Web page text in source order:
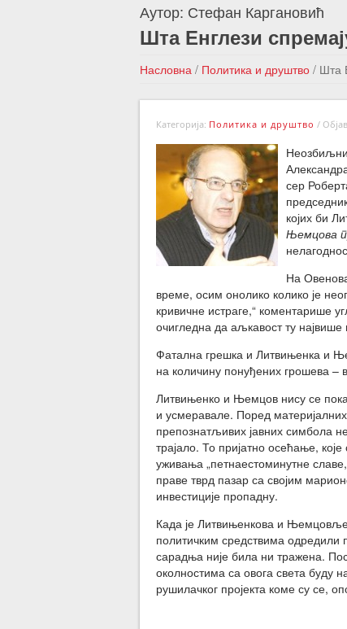
Аутор: Стефан Каргановић
Шта Енглези
Насловна / Политика и друштво / Шта
Категорија: Политика и друштво /
Неозбиљни
сер
којих би
Њемцова
На
време, осим онолико колико је
кривичне истраге,“ коментарише
очигледна да аљкавост ту највише
Фатална грешка и Литвињенка и
на количину понуђених грошева
Литвињенко и Њемцов нису се
и усмеравале. Поред
препознатљивих јавних симбола
трајало. То пријатно осећање,
уживања „петнаестоминутне
праве тврд пазар са својим
инвестиције пропадну.
Када је Литвињенкова и
политичким средствима одредили
сарадња није била ни тражена.
околностима са овога света буду
рушилачког пројекта коме су се,